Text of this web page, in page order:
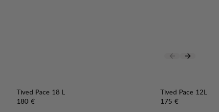
Tived Pace 18 L
Preis:
180 €
Tived Pace 12L
Preis:
175 €